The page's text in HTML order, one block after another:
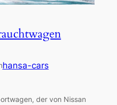
hansa-cars
der von Nissan